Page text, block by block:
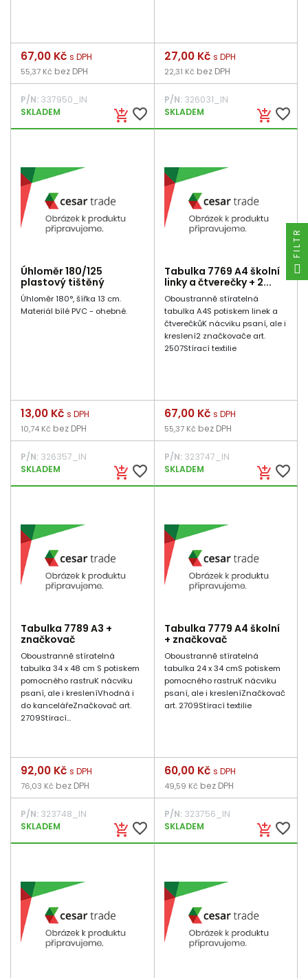
add_shopping_cart favorite_border
Cena
67,00 Kč s DPH
55,37 Kč bez DPH
P/N: 337950_IN
SKLADEM
add_shopping_cart favorite_border
Cena
27,00 Kč s DPH
22,31 Kč bez DPH
P/N:326031_IN
SKLADEM
Úhloměr 180/125
plastový tištěný
Úhloměr 180°, šířka 13 cm.
Materiál bílé PVC - ohebné.
add_shopping_cart favorite_border
Cena
13,00 Kč s DPH
10,74 Kč bez DPH
P/N: 326357_IN
SKLADEM
Tabulka 7769 A4 školní
linky a čtverečky + 2...
Oboustranně stíratelná
tabulka A4S potiskem linek a
čtverečkůK nácviku psaní, ale i
kreslení2 značkovače art.
2507Stírací textilie
add_shopping_cart favorite_border
Cena
67,00 Kč s DPH
55,37 Kč bez DPH
P/N:323747_IN
SKLADEM
Tabulka 7789 A3 +
značkovač
Oboustranně stíratelná
tabulka 34 x 48 cm S potiskem
pomocného rastruK nácviku
psaní, ale i kresleníVhodná i
do kancelářeZnačkovač art.
2709Stírací...
add_shopping_cart favorite_border
Cena
92,00 Kč s DPH
76,03 Kč bez DPH
P/N: 323748_IN
SKLADEM
Tabulka 7779 A4 školní
+ značkovač
Oboustranně stíratelná
tabulka 24 x 34 cmS potiskem
pomocného rastruK nácviku
psaní, ale i kresleníZnačkovač
art. 2709Stírací textilie
add_shopping_cart favorite_border
Cena
60,00 Kč s DPH
49,59 Kč bez DPH
P/N:323756_IN
SKLADEM
FILTR